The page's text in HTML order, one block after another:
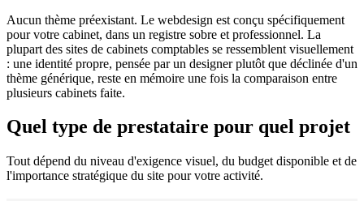
Aucun thème préexistant. Le webdesign est conçu spécifiquement
pour votre cabinet, dans un registre sobre et professionnel. La
plupart des sites de cabinets comptables se ressemblent visuellement
: une identité propre, pensée par un designer plutôt que déclinée d'un
thème générique, reste en mémoire une fois la comparaison entre
plusieurs cabinets faite.
Quel type de prestataire pour quel projet
Tout dépend du niveau d'exigence visuel, du budget disponible et de
l'importance stratégique du site pour votre activité.